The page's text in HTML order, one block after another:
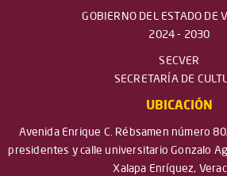
GOBIERNO DEL ESTADO DE
2024 - 2030
SECVER
SECRETARÍA DE
UBICACIÓN
Avenida Enrique C. Rébsamen número
presidentes y calle universitario Gonzalo
Xalapa Enríquez,